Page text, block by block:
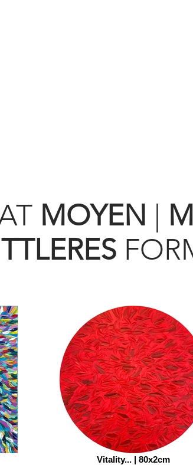
MOYEN |
Vitality... | 80x2cm